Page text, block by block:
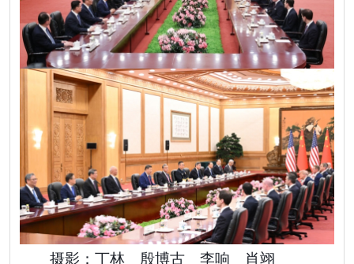
摄影：丁林 殷博古 李响 肖翊